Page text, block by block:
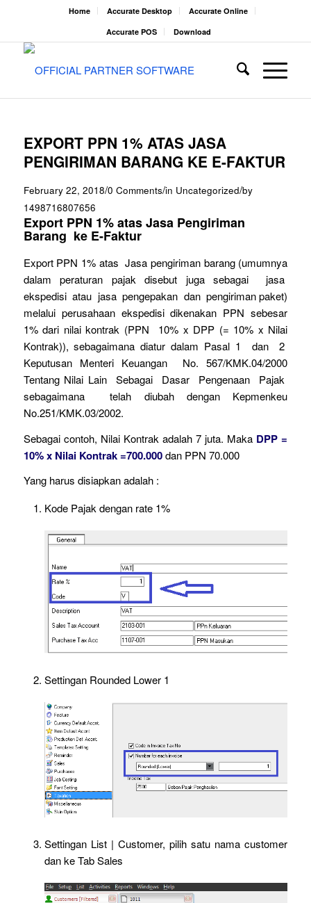
Home Accurate Desktop
Accurate Online
Accurate POS
Download
EXPORT PPN 1% ATAS JASA
PENGIRIMAN BARANG KE E-FAKTUR
February 22, 2018/0 Comments/in Uncategorized/by
1498716807656
Export PPN 1% atas Jasa Pengiriman
Barang ke E-Faktur
Export PPN 1% atas Jasa pengiriman barang (umumnya
dalam peraturan pajak disebut juga sebagai jasa
ekspedisi atau jasa pengepakan dan pengiriman paket)
melalui perusahaan ekspedisi dikenakan PPN sebesar
1% dari nilai kontrak (PPN 10% x DPP (= 10% x Nilai
Kontrak)), sebagaimana diatur dalam Pasal 1 dan 2
Keputusan Menteri Keuangan No. 567/KMK.04/2000
Tentang Nilai Lain Sebagai Dasar Pengenaan Pajak
sebagaimana telah diubah dengan Kepmenkeu
No.251/KMK.03/2002.
Sebagai contoh, Nilai Kontrak adalah 7 juta. Maka DPP =
10% x Nilai Kontrak =700.000dan PPN 70.000
Yang harus disiapkan adalah :
Kode Pajak dengan rate 1%
Settingan Rounded Lower 1
Settingan List | Customer, pilih satu nama customer
dan ke Tab Sales